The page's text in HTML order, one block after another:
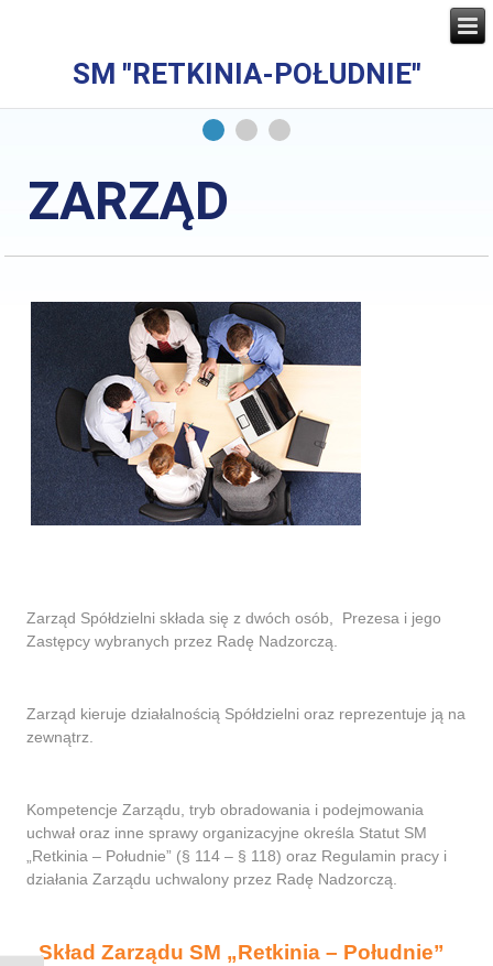
SM "RETKINIA-POŁUDNIE"
ZARZĄD
Zarząd Spółdzielni składa się z dwóch osób, Prezesa i jego
Zastępcy wybranych przez Radę Nadzorczą.
Zarząd kieruje działalnością Spółdzielni oraz reprezentuje ją na
zewnątrz.
Kompetencje Zarządu, tryb obradowania i podejmowania
uchwał oraz inne sprawy organizacyjne określa Statut SM
„Retkinia – Południe” (§ 114 – § 118) oraz Regulamin pracy i
działania Zarządu uchwalony przez Radę Nadzorczą.
Skład Zarządu SM „Retkinia – Południe”